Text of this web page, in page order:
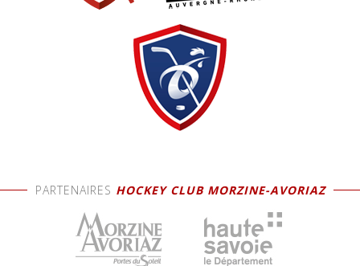
PARTENAIRES HOCKEY CLUB MORZINE-AVORIAZ